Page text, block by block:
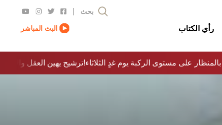
رأي الكتاب
بحث
البث المباشر
ترشيح يهين العقل والاخلاق والدولة…؟!بالمنظار على مستوى الركبة يوم غدٍ الثلاثاء